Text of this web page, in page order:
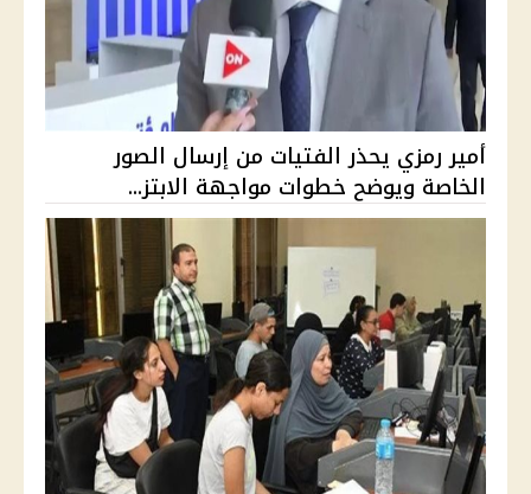
أمير رمزي يحذر الفتيات من إرسال الصور
الخاصة ويوضح خطوات مواجهة الابتز...